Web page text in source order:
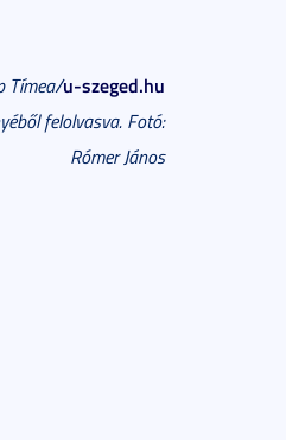
Tímea/u-szeged.hu
felolvasva. Fotó:
Rómer János